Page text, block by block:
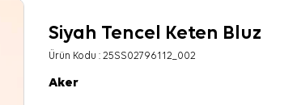
BÜYÜK BEDEN
Siyah Tencel Keten Bluz
Ürün Kodu :25SS02796112_002
Aker